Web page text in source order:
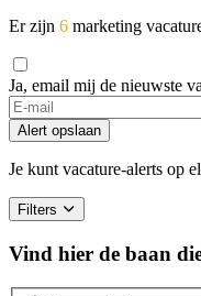
Er zijn 6 marketing
Ja, email mij de nieuwste
If
you
are
a
ignore
this
field
Alert opslaan
Je kunt vacature-alerts op
Filters
Vind hier de baan